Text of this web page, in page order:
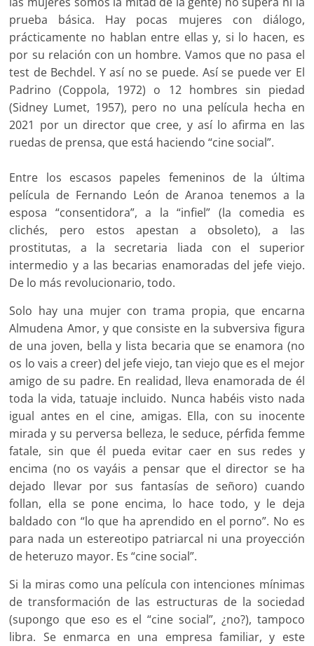
prueba básica. Hay pocas mujeres con diálogo,
prácticamente no hablan entre ellas y, si lo hacen, es
por su relación con un hombre. Vamos que no pasa el
test de Bechdel. Y así no se puede. Así se puede ver El
Padrino (Coppola, 1972) o 12 hombres sin piedad
(Sidney Lumet, 1957), pero no una película hecha en
2021 por un director que cree, y así lo afirma en las
ruedas de prensa, que está haciendo “cine social”.
Entre los escasos papeles femeninos de la última
película de Fernando León de Aranoa tenemos a la
esposa “consentidora”, a la “infiel” (la comedia es
clichés, pero estos apestan a obsoleto), a las
prostitutas, a la secretaria liada con el superior
intermedio y a las becarias enamoradas del jefe viejo.
De lo más revolucionario, todo.
Solo hay una mujer con trama propia, que encarna
Almudena Amor, y que consiste en la subversiva figura
de una joven, bella y lista becaria que se enamora (no
os lo vais a creer) del jefe viejo, tan viejo que es el mejor
amigo de su padre. En realidad, lleva enamorada de él
toda la vida, tatuaje incluido. Nunca habéis visto nada
igual antes en el cine, amigas. Ella, con su inocente
mirada y su perversa belleza, le seduce, pérfida femme
fatale, sin que él pueda evitar caer en sus redes y
encima (no os vayáis a pensar que el director se ha
dejado llevar por sus fantasías de señoro) cuando
follan, ella se pone encima, lo hace todo, y le deja
baldado con “lo que ha aprendido en el porno”. No es
para nada un estereotipo patriarcal ni una proyección
de heteruzo mayor. Es “cine social”.
Si la miras como una película con intenciones mínimas
de transformación de las estructuras de la sociedad
(supongo que eso es el “cine social”, ¿no?), tampoco
libra. Se enmarca en una empresa familiar, y este